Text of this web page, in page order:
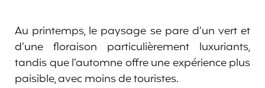
Au printemps, le paysage se pare d’un vert et
d’une floraison particulièrement luxuriants,
tandis que l’automne offre une expérience plus
paisible, avec moins de touristes.